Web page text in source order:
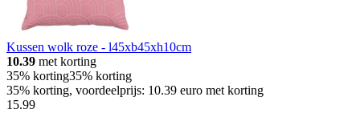
Kussen wolk roze - l45xb45xh10cm
10.39 met korting
35% korting35% korting
35% korting, voordeelprijs: 10.39 euro met korting
15.99